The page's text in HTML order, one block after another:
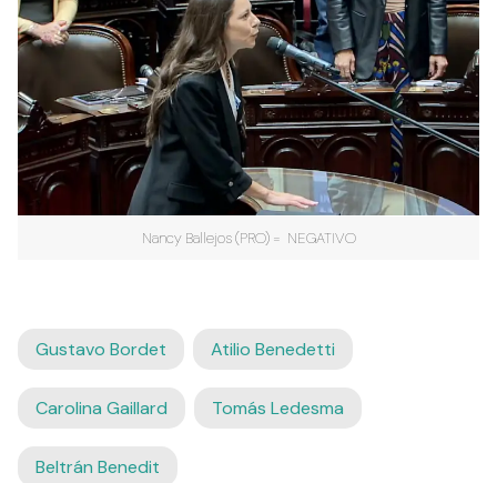
Nancy Ballejos (PRO) = NEGATIVO
Gustavo Bordet Atilio Benedetti
Carolina Gaillard Tomás Ledesma
Beltrán Benedit